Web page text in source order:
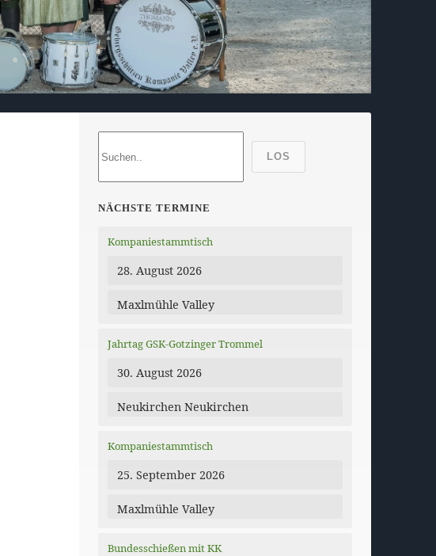
LOS
NÄCHSTE TERMINE
Kompaniestammtisch
28. August 2026
Maxlmühle Valley
Jahrtag GSK-Gotzinger Trommel
30. August 2026
Neukirchen Neukirchen
Kompaniestammtisch
25. September 2026
Maxlmühle Valley
Bundesschießen mit KK